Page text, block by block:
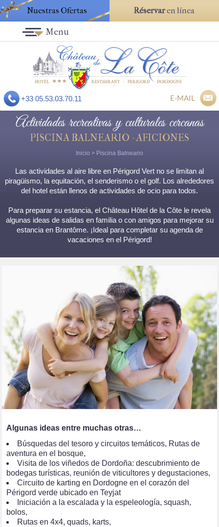
Nuestras Ofertas Réservaren línea
+33 05.53.03.70.11 E-MAIL
Menu
Actividades recreativas y culturales cercanas
PISCINA BALNEARIO - AFICIONES
Inicio > Piscina Balneario
Las actividades al aire libre en Périgord Vert no se limitan al
piragüismo, la equitación, el senderismo o el golf. Los alrededores
del hotel están llenos de actividades de ocio para todos.
Para preparar su estancia, el Château Hôtel de la Côte le revela
algunas ideas de salidas en familia o con amigos para mejorar su
estancia en Brantôme. ¡Ideal para completar su agenda de
vacaciones en el Périgord!
Algunas ideas entre muchas otras…
Búsquedas del tesoro y circuitos temáticos, Rutas de
aventura en el bosque,
Visita de los viñedos de Dordoña: descubrimiento de
bodegas turísticas, reunión de viticultores y degustaciones,
Circuito de karting en Dordogne en el corazón del
Périgord verde ubicado en Teyjat
Iniciación a la escalada y la espeleología, squash,
bolos,
Rutas en 4x4, quads, karts,